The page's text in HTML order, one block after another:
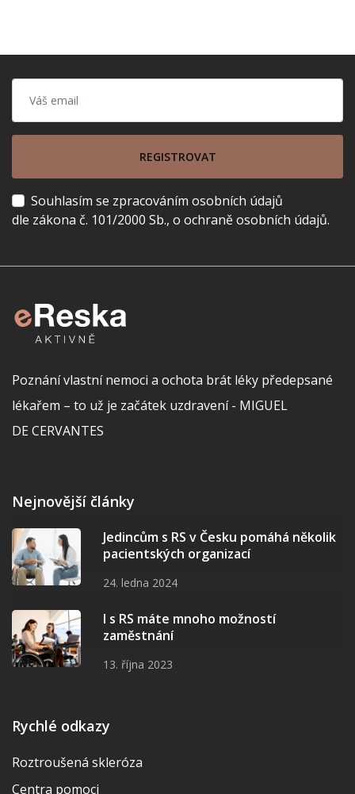
REGISTROVAT
Souhlasím se zpracováním osobních údajů
dle zákona č. 101/2000 Sb., o ochraně osobních údajů.
Poznání vlastní nemoci a ochota brát léky předepsané
lékařem – to už je začátek uzdravení - MIGUEL
DE CERVANTES
Nejnovější články
Jedincům s RS v Česku pomáhá několik
pacientských organizací
24. ledna 2024
I s RS máte mnoho možností
zaměstnání
13. října 2023
Rychlé odkazy
Roztroušená skleróza
Centra pomoci